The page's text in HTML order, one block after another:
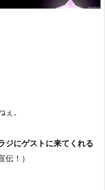
。
ジにゲストに来てくれる
！）